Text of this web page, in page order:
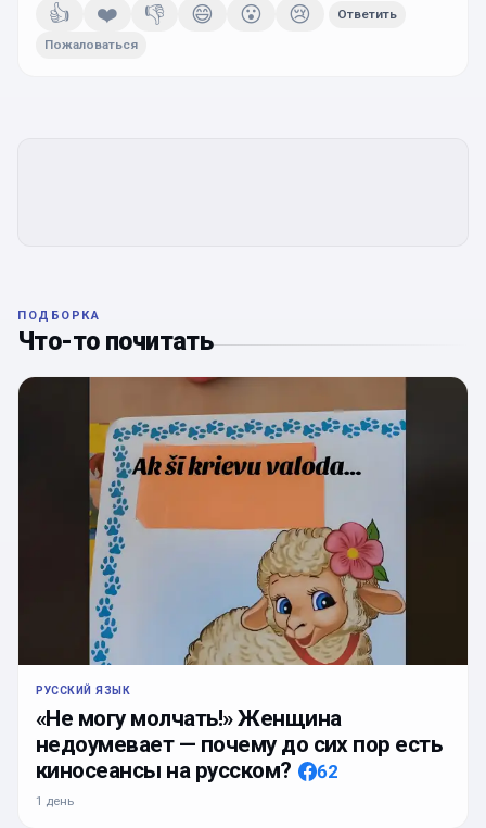
👍 ❤️ 👎 😄 😮 😢 Ответить
Пожаловаться
ПОДБОРКА
Что-то почитать
РУССКИЙ ЯЗЫК
«Не могу молчать!» Женщина
недоумевает — почему до сих пор есть
киносеансы на русском?
62
1 день